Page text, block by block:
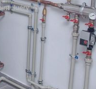
Juéry